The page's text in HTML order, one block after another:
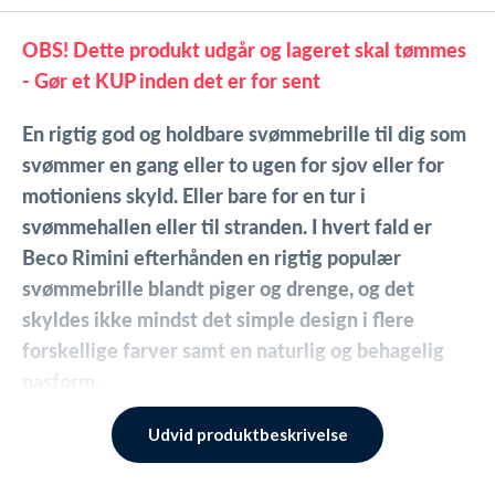
OBS! Dette produkt udgår og lageret skal tømmes
- Gør et KUP inden det er for sent
En rigtig god og holdbare svømmebrille til dig som
svømmer en gang eller to ugen for sjov eller for
motioniens skyld. Eller bare for en tur i
svømmehallen eller til stranden. I hvert fald er
Beco Rimini efterhånden en rigtig populær
svømmebrille blandt piger og drenge, og det
skyldes ikke mindst det simple design i flere
forskellige farver samt en naturlig og behagelig
Svømmebriller skal sidde godt omkring øjnene, og
ikke konstant give anledning til at rette på brillen.
Udvid produktbeskrivelse